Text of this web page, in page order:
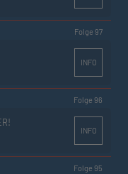
Folge 97
INFO
Folge 96
INFO
Folge 95